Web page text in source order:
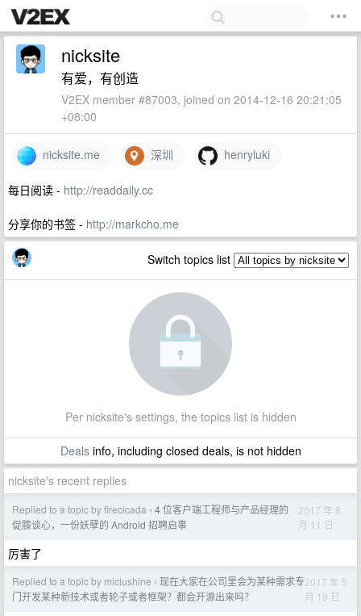
nicksite
有爱，有创造
V2EX member #87003, joined on 2014-12-16 20:21:05
+08:00
nicksite.me 深圳 henryluki
每日阅读 - http://readdaily.cc
分享你的书签 - http://markcho.me
Switch topics list
Per nicksite's settings, the topics list is hidden
Dealsinfo, including closed deals, is not hidden
nicksite's recent replies
Replied to a topic by firecicada › 4 位客户端工程师与产品经理的
促膝谈心，一份妖孽的 Android 招聘启事
2017 年 8
月 11 日
厉害了
Replied to a topic by miclushine › 现在大家在公司里会为某种需求专
门开发某种新技术或者轮子或者框架？都会开源出来吗？
2017 年 5
月 19 日